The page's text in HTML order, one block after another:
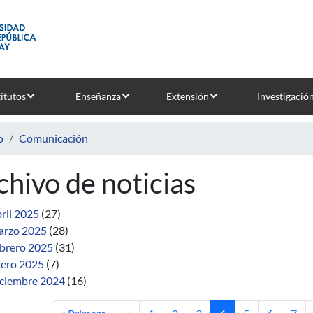
Enseñanza Extensión Investigación
Comunicación
de noticias
2025 (27)
2025 (28)
2025 (31)
2025 (7)
2024 (16)